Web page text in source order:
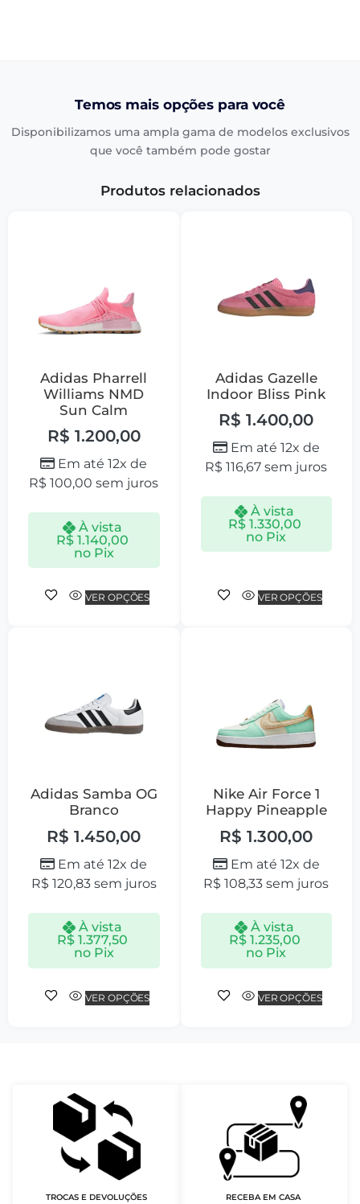
Temos mais opções para você
Disponibilizamos uma ampla gama de modelos exclusivos
que você também pode gostar
Produtos relacionados
Adidas Pharrell
Williams NMD
Sun Calm
R$ 1.200,00
Em até 12x de
R$ 100,00 sem juros
À vista
R$1.140,00
no Pix
VER OPÇÕES
Adidas Gazelle
Indoor Bliss Pink
R$ 1.400,00
Em até 12x de
R$ 116,67 sem juros
À vista
R$1.330,00
no Pix
VER OPÇÕES
Adidas Samba OG
Branco
R$ 1.450,00
Em até 12x de
R$ 120,83sem juros
À vista
R$1.377,50
no Pix
VER OPÇÕES
Nike Air Force 1
Happy Pineapple
R$ 1.300,00
Em até 12x de
R$ 108,33 sem juros
À vista
R$1.235,00
no Pix
VER OPÇÕES
TROCAS E DEVOLUÇÕES RECEBA EM CASA